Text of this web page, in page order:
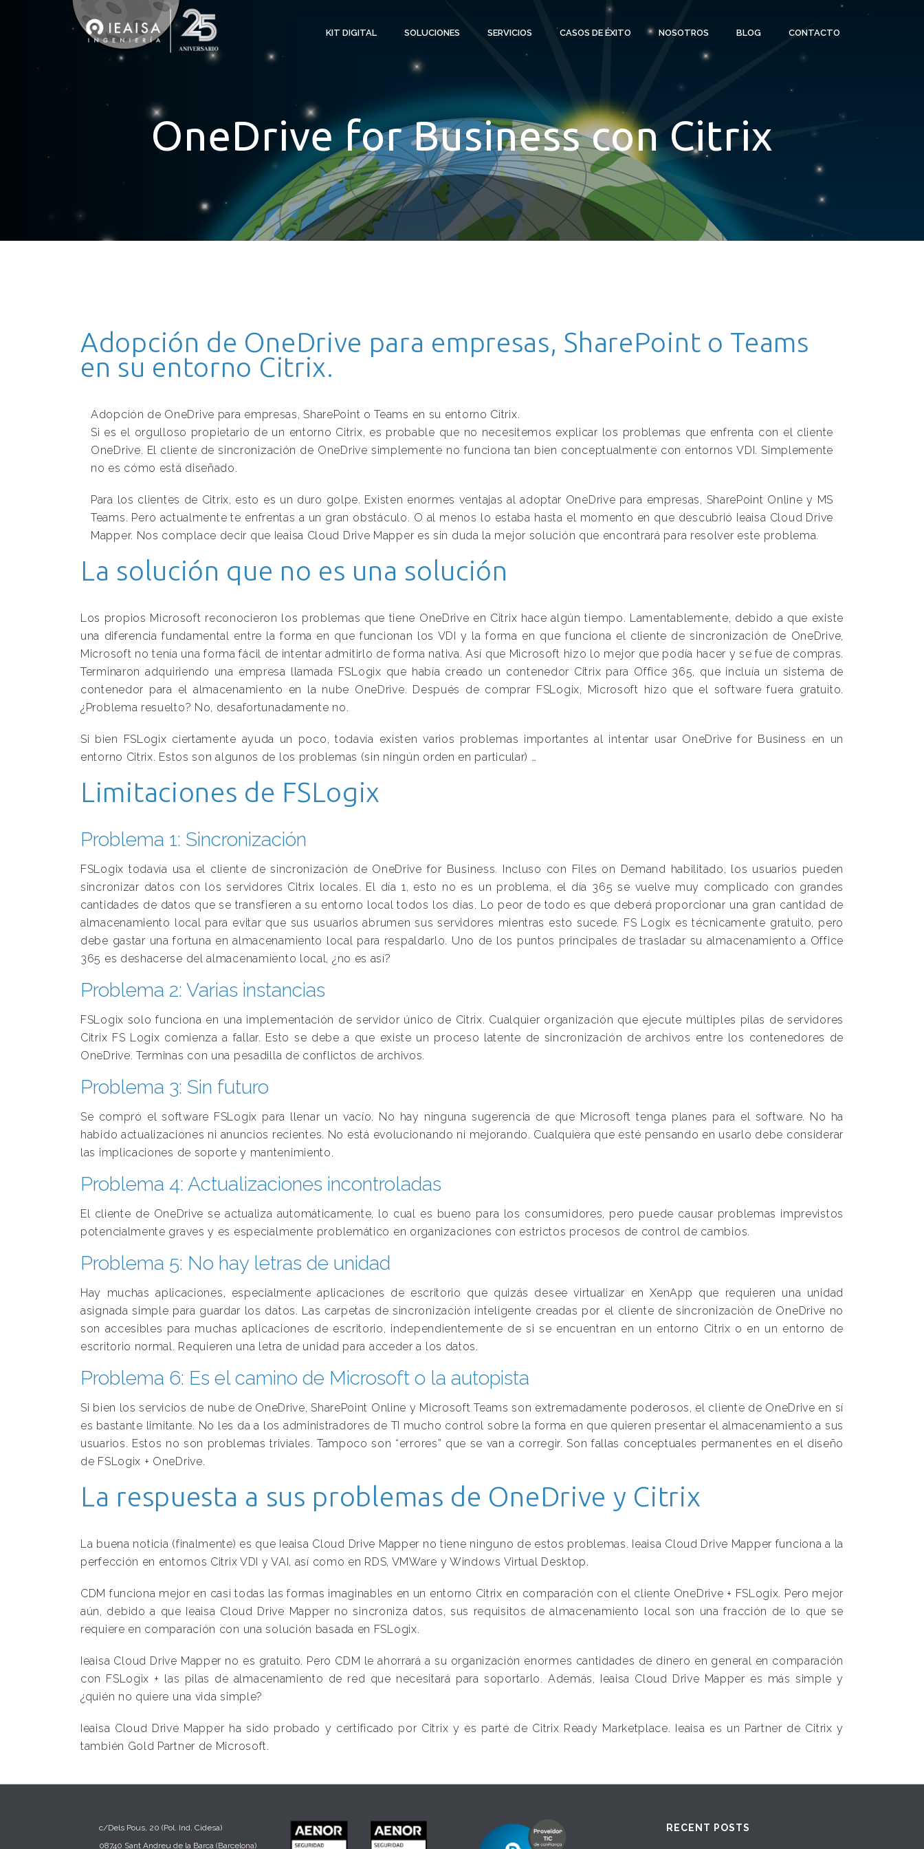
KIT DIGITAL SOLUCIONES SERVICIOS CASOS DE ÉXITO NOSOTROS BLOG CONTACTO
OneDrive for Business con Citrix
Adopción de OneDrive para empresas, SharePoint o Teams
en su entorno Citrix.
Adopción de OneDrive para empresas, SharePoint o Teams en su entorno Citrix.
Si es el orgulloso propietario de un entorno Citrix, es probable que no necesitemos explicar los problemas que enfrenta con el cliente
OneDrive. El cliente de sincronización de OneDrive simplemente no funciona tan bien conceptualmente con entornos VDI. Simplemente
no es cómo está diseñado.
Para los clientes de Citrix, esto es un duro golpe. Existen enormes ventajas al adoptar OneDrive para empresas, SharePoint Online y MS
Teams. Pero actualmente te enfrentas a un gran obstáculo. O al menos lo estaba hasta el momento en que descubrió Ieaisa Cloud Drive
Mapper. Nos complace decir que Ieaisa Cloud Drive Mapper es sin duda la mejor solución que encontrará para resolver este problema.
La solución que no es una solución
Los propios Microsoft reconocieron los problemas que tiene OneDrive en Citrix hace algún tiempo. Lamentablemente, debido a que existe
una diferencia fundamental entre la forma en que funcionan los VDI y la forma en que funciona el cliente de sincronización de OneDrive,
Microsoft no tenía una forma fácil de intentar admitirlo de forma nativa. Así que Microsoft hizo lo mejor que podía hacer y se fue de compras.
Terminaron adquiriendo una empresa llamada FSLogix que había creado un contenedor Citrix para Office 365, que incluía un sistema de
contenedor para el almacenamiento en la nube OneDrive. Después de comprar FSLogix, Microsoft hizo que el software fuera gratuito.
¿Problema resuelto? No, desafortunadamente no.
Si bien FSLogix ciertamente ayuda un poco, todavía existen varios problemas importantes al intentar usar OneDrive for Business en un
entorno Citrix. Estos son algunos de los problemas (sin ningún orden en particular) …
Limitaciones de FSLogix
Problema 1: Sincronización
FSLogix todavía usa el cliente de sincronización de OneDrive for Business. Incluso con Files on Demand habilitado, los usuarios pueden
sincronizar datos con los servidores Citrix locales. El día 1, esto no es un problema, el día 365 se vuelve muy complicado con grandes
cantidades de datos que se transfieren a su entorno local todos los días. Lo peor de todo es que deberá proporcionar una gran cantidad de
almacenamiento local para evitar que sus usuarios abrumen sus servidores mientras esto sucede. FS Logix es técnicamente gratuito, pero
debe gastar una fortuna en almacenamiento local para respaldarlo. Uno de los puntos principales de trasladar su almacenamiento a Office
365 es deshacerse del almacenamiento local, ¿no es así?
Problema 2: Varias instancias
FSLogix solo funciona en una implementación de servidor único de Citrix. Cualquier organización que ejecute múltiples pilas de servidores
Citrix FS Logix comienza a fallar. Esto se debe a que existe un proceso latente de sincronización de archivos entre los contenedores de
OneDrive. Terminas con una pesadilla de conflictos de archivos.
Problema 3: Sin futuro
Se compró el software FSLogix para llenar un vacío. No hay ninguna sugerencia de que Microsoft tenga planes para el software. No ha
habido actualizaciones ni anuncios recientes. No está evolucionando ni mejorando. Cualquiera que esté pensando en usarlo debe considerar
las implicaciones de soporte y mantenimiento.
Problema 4: Actualizaciones incontroladas
El cliente de OneDrive se actualiza automáticamente, lo cual es bueno para los consumidores, pero puede causar problemas imprevistos
potencialmente graves y es especialmente problemático en organizaciones con estrictos procesos de control de cambios.
Problema 5: No hay letras de unidad
Hay muchas aplicaciones, especialmente aplicaciones de escritorio que quizás desee virtualizar en XenApp que requieren una unidad
asignada simple para guardar los datos. Las carpetas de sincronización inteligente creadas por el cliente de sincronización de OneDrive no
son accesibles para muchas aplicaciones de escritorio, independientemente de si se encuentran en un entorno Citrix o en un entorno de
escritorio normal. Requieren una letra de unidad para acceder a los datos.
Problema 6: Es el camino de Microsoft o la autopista
Si bien los servicios de nube de OneDrive, SharePoint Online y Microsoft Teams son extremadamente poderosos, el cliente de OneDrive en sí
es bastante limitante. No les da a los administradores de TI mucho control sobre la forma en que quieren presentar el almacenamiento a sus
usuarios. Estos no son problemas triviales. Tampoco son “errores” que se van a corregir. Son fallas conceptuales permanentes en el diseño
de FSLogix + OneDrive.
La respuesta a sus problemas de OneDrive y Citrix
La buena noticia (finalmente) es que Ieaisa Cloud Drive Mapper no tiene ninguno de estos problemas. Ieaisa Cloud Drive Mapper funciona a la
perfección en entornos Citrix VDI y VAI, así como en RDS, VMWare y Windows Virtual Desktop.
CDM funciona mejor en casi todas las formas imaginables en un entorno Citrix en comparación con el cliente OneDrive + FSLogix. Pero mejor
aún, debido a que Ieaisa Cloud Drive Mapper no sincroniza datos, sus requisitos de almacenamiento local son una fracción de lo que se
requiere en comparación con una solución basada en FSLogix.
Ieaisa Cloud Drive Mapper no es gratuito. Pero CDM le ahorrará a su organización enormes cantidades de dinero en general en comparación
con FSLogix + las pilas de almacenamiento de red que necesitará para soportarlo. Además, Ieaisa Cloud Drive Mapper es más simple y
¿quién no quiere una vida simple?
Ieaisa Cloud Drive Mapper ha sido probado y certificado por Citrix y es parte de Citrix Ready Marketplace. Ieaisa es un Partner de Citrix y
también Gold Partner de Microsoft.
c/Dels Pous, 20 (Pol. Ind. Cidesa)
08740 Sant Andreu de la Barca (Barcelona)
RECENT POSTS